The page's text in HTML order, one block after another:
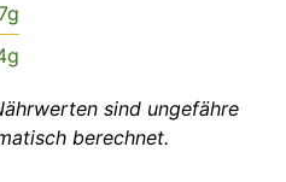
g
g
berechnet.